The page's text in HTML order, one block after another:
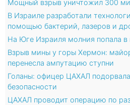
Мощный взрыв уничтожил 300
В Израиле разработали
помощью бактерий, лазеров и
На Юге Израиля молния попала в
Взрыв мины у горы Хермон:
перенесла ампутацию ступни
Голаны: офицер ЦАХАЛ
безопасности
ЦАХАЛ проводит операцию по